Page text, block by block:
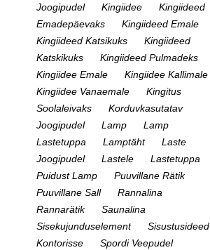
Joogipudel
Kingiidee
Kingiideed
Emadepäevaks
Kingiideed Emale
Kingiideed Katsikuks
Kingiideed
Katskikuks
Kingiideed Pulmadeks
Kingiidee Emale
Kingiidee Kallimale
Kingiidee Vanaemale
Kingitus
Soolaleivaks
Korduvkasutatav
Joogipudel
Lamp
Lamp
Lastetuppa
Lamptäht
Laste
Joogipudel
Lastele
Lastetuppa
Puidust Lamp
Puuvillane Rätik
Puuvillane Sall
Rannalina
Rannarätik
Saunalina
Sisekujunduselement
Sisustusideed
Kontorisse
Spordi Veepudel